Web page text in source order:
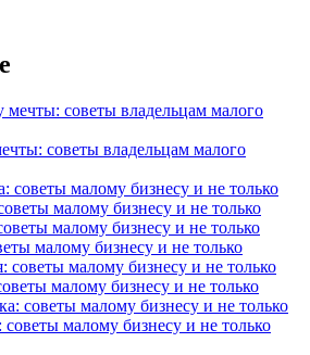
советы владельцам малого
малому бизнесу и не только
малому бизнесу и не только
малому бизнесу и не только
малому бизнесу и не только